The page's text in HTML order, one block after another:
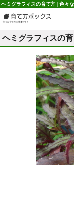
ヘミグラフィスの育て方 | 色々
ヘミグラフィスの